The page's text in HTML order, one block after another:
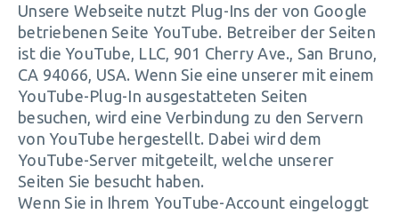
Unsere Webseite nutzt Plug-Ins der von Google
betriebenen Seite YouTube. Betreiber der Seiten
ist die YouTube, LLC, 901 Cherry Ave., San Bruno,
CA 94066, USA. Wenn Sie eine unserer mit einem
YouTube-Plug-In ausgestatteten Seiten
besuchen, wird eine Verbindung zu den Servern
von YouTube hergestellt. Dabei wird dem
YouTube-Server mitgeteilt, welche unserer
Seiten Sie besucht haben.
Wenn Sie in Ihrem YouTube-Account eingeloggt